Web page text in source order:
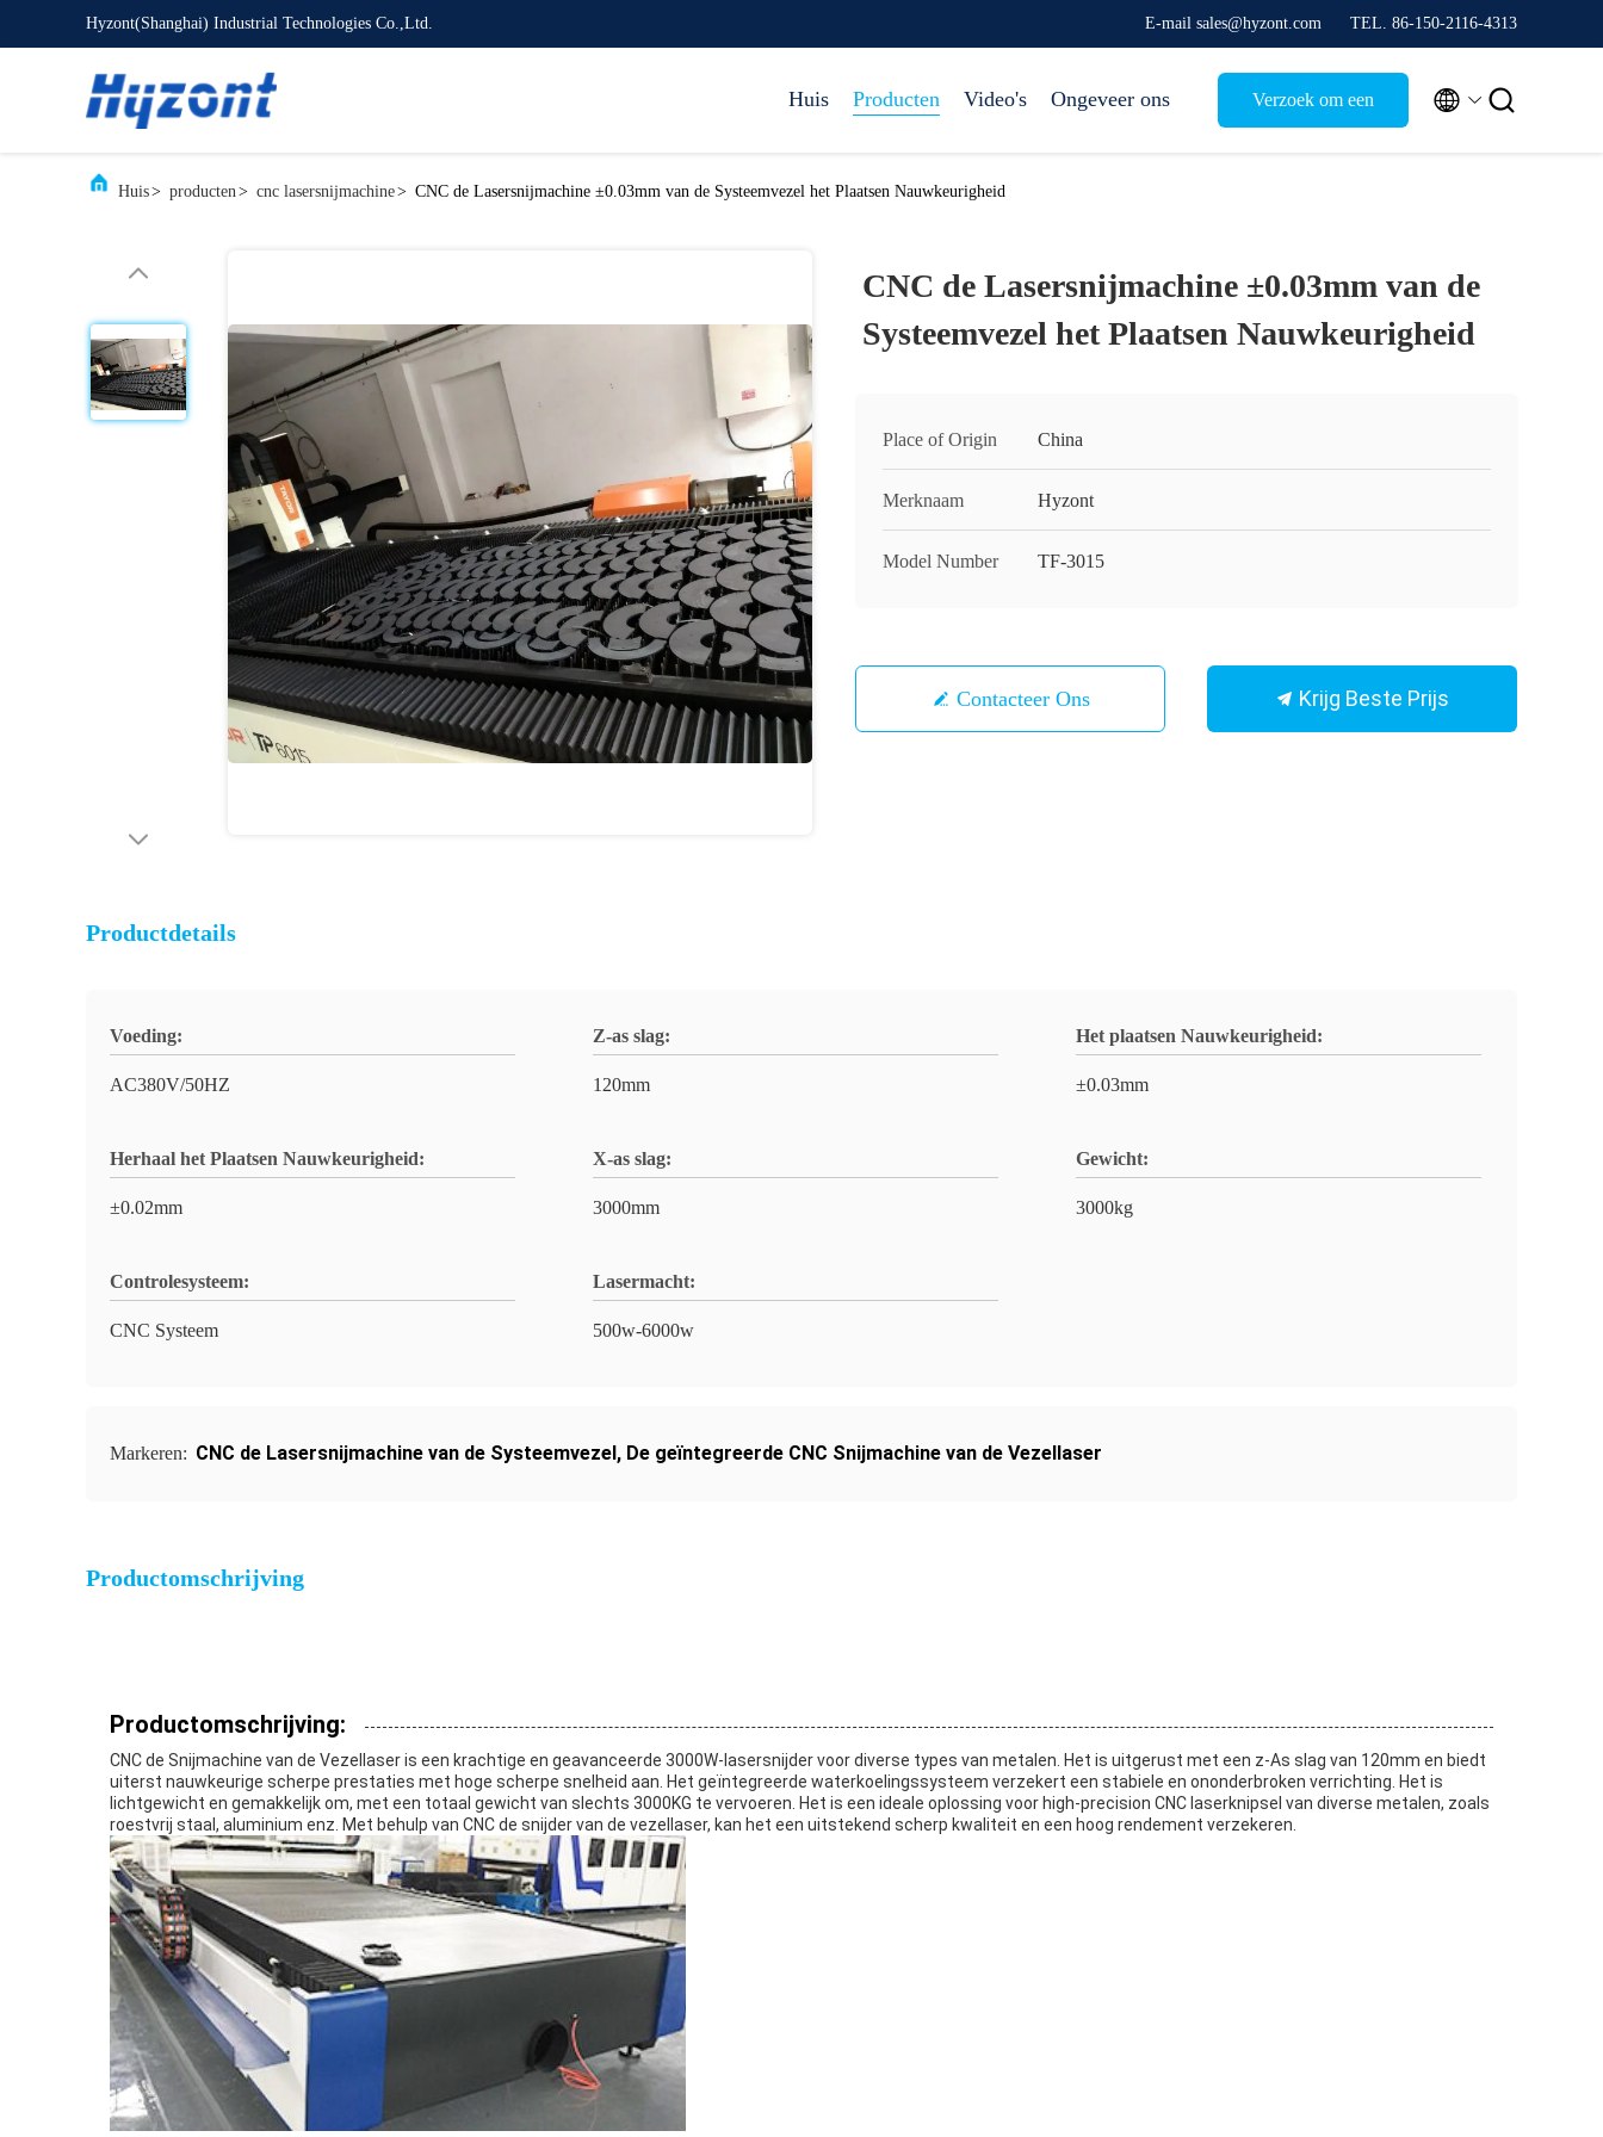
Hyzont(Shanghai) Industrial Technologies Co.,Ltd. E-mail sales@hyzont.com TEL. 86-150-2116-4313
Huis Producten Video's Ongeveer ons Verzoek om een  
Huis> producten> cnc lasersnijmachine> CNC de Lasersnijmachine ±0.03mm van de Systeemvezel het Plaatsen Nauwkeurigheid
CNC de Lasersnijmachine ±0.03mm van de
Systeemvezel het Plaatsen Nauwkeurigheid
Place of Origin China
Merknaam Hyzont
Model Number TF-3015
Contacteer Ons Krijg Beste Prijs
Productdetails
Voeding:
AC380V/50HZ
Z-as slag:
120mm
Het plaatsen Nauwkeurigheid:
±0.03mm
Herhaal het Plaatsen Nauwkeurigheid:
±0.02mm
X-as slag:
3000mm
Gewicht:
3000kg
Controlesysteem:
CNC Systeem
Lasermacht:
500w-6000w
Markeren: CNC de Lasersnijmachine van de Systeemvezel, De geïntegreerde CNC Snijmachine van de Vezellaser
Productomschrijving
Productomschrijving:
CNC de Snijmachine van de Vezellaser is een krachtige en geavanceerde 3000W-lasersnijder voor diverse types van metalen. Het is uitgerust met een z-As slag van 120mm en biedt
uiterst nauwkeurige scherpe prestaties met hoge scherpe snelheid aan. Het geïntegreerde waterkoelingssysteem verzekert een stabiele en ononderbroken verrichting. Het is
lichtgewicht en gemakkelijk om, met een totaal gewicht van slechts 3000KG te vervoeren. Het is een ideale oplossing voor high-precision CNC laserknipsel van diverse metalen, zoals
roestvrij staal, aluminium enz. Met behulp van CNC de snijder van de vezellaser, kan het een uitstekend scherp kwaliteit en een hoog rendement verzekeren.